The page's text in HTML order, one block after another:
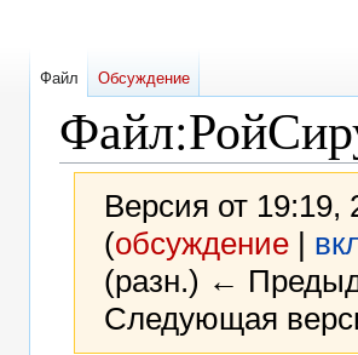
Файл:
Версия от
(обсуждение|
(разн.) ←
Следующая
Файл Обсуждение